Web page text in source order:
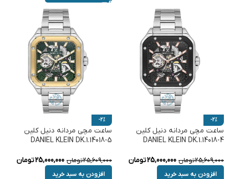
-2%
ساعت مچی مردانه دنیل کلین
DANIEL KLEIN DK.1.14018-4
25,609,000تومان 25,000,000تومان
افزودن به سبد خرید
-2%
ساعت مچی مردانه دنیل کلین
DANIEL KLEIN DK.1.14018-5
25,609,000تومان 25,000,000تومان
افزودن به سبد خرید